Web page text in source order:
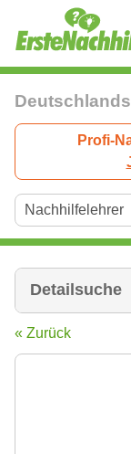
Profi-
Detailsuche
« Zurück